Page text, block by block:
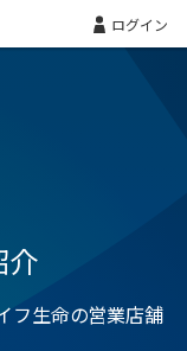
ログイン
介
フ生命の営業店舗